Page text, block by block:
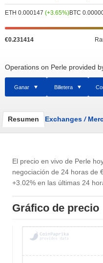
ETH 0.000147 (+3.65%)BTC
€0.231414
Operations on Perle provided
Ganar Billetera
Resumen Exchanges /
El precio en vivo de Perle
negociación de 24 horas de
+3.02% en las últimas 24
Gráfico de precio